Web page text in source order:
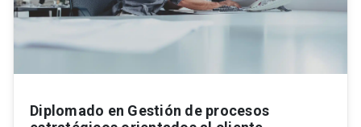
Diplomado en Gestión de procesos